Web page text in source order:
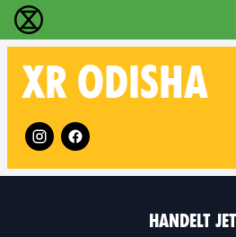
extinction rebellion - Home
XR ODISHA
Follow XR Odisha on
HANDELT